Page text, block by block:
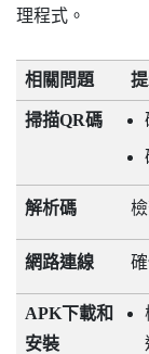
理程式。
相關問題
掃描QR碼
解析碼
網路連線
APK下載和
安裝